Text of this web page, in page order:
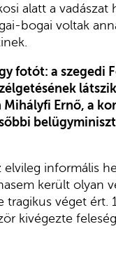
alatt a
bogai voltak
fotót: a szegedi
Mihályfi Ernő, a
informális
került olyan
tragikus véget ért.
kivégezte